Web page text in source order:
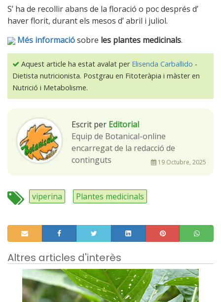
S’ ha de recollir abans de la floració o poc després d’
haver florit, durant els mesos d’ abril i juliol.
Més informaciósobre les plantes medicinals.
Aquest article ha estat avalat per Elisenda Carballido -
Dietista nutricionista. Postgrau en Fitoteràpia i màster en
Nutrició i Metabolisme.
Escrit per Editorial
Equip de Botanical-online
encarregat de la redacció de
continguts
19 Octubre, 2025
viperina Plantes medicinals
Altres articles d'interès